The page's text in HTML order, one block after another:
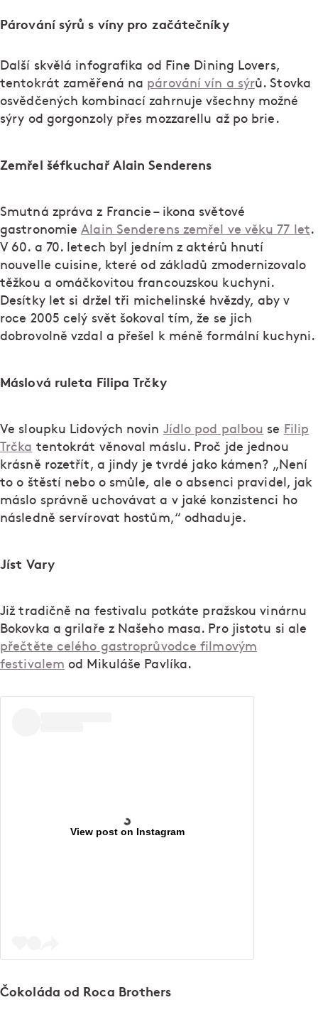
Párování sýrů s víny pro začátečníky
Další skvělá infografika od Fine Dining Lovers,
tentokrát zaměřená na párování vín a sýrů. Stovka
osvědčených kombinací zahrnuje všechny možné
sýry od gorgonzoly přes mozzarellu až po brie.
Zemřel šéfkuchař Alain Senderens
Smutná zpráva z Francie – ikona světové
gastronomieAlain Senderens zemřel ve věku 77 let.
V 60. a 70. letech byl jedním z aktérů hnutí
nouvelle cuisine, které od základů zmodernizovalo
těžkou a omáčkovitou francouzskou kuchyni.
Desítky let si držel tři michelinské hvězdy, aby v
roce 2005 celý svět šokoval tím, že se jich
dobrovolně vzdal a přešel k méně formální kuchyni.
Máslová ruleta Filipa Trčky
Ve sloupku Lidových novin Jídlo pod palbou se Filip
Trčka tentokrát věnoval máslu. Proč jde jednou
krásně rozetřít, a jindy je tvrdé jako kámen? „Není
to o štěstí nebo o smůle, ale o absenci pravidel, jak
máslo správně uchovávat a v jaké konzistenci ho
následně servírovat hostům,“ odhaduje.
Jíst Vary
Již tradičně na festivalu potkáte pražskou vinárnu
Bokovka a grilaře z Našeho masa. Pro jistotu si ale
přečtěte celého gastroprůvodce filmovým
festivalem od Mikuláše Pavlíka.
View post on Instagram
Čokoláda od Roca Brothers